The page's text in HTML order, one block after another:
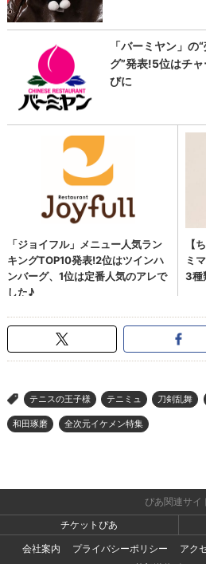
> テニスの王子様 テニミュ 刀剣乱舞
和田琢磨 全次元イケメン特集
ぴあ関連サイ
チケットぴあ
会社案内
プライバシーポリシー
アク